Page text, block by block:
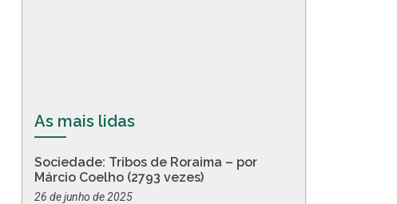
As mais lidas
Sociedade: Tribos de Roraima – por
Márcio Coelho (2793 vezes)
26 de junho de 2025